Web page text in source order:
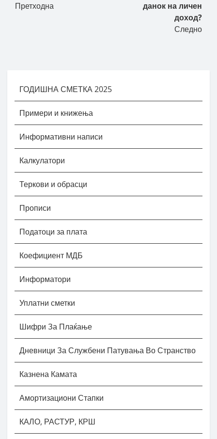
Претходна
данок на личен
доход?
Следно
ГОДИШНА СМЕТКА 2025
Примери и книжења
Информативни написи
Калкулатори
Теркови и обрасци
Прописи
Податоци за плата
Коефициент МДБ
Информатори
Уплатни сметки
Шифри За Плаќање
Дневници За Службени Патувања Во Странство
Казнена Камата
Амортизациони Стапки
КАЛО, РАСТУР, КРШ